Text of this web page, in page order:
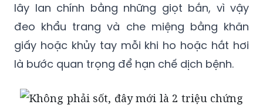
lây lan chính bằng những giọt bắn, vì vậy
đeo khẩu trang và che miệng bằng khăn
giấy hoặc khủy tay mỗi khi ho hoặc hắt hơi
là bước quan trọng để hạn chế dịch bệnh.